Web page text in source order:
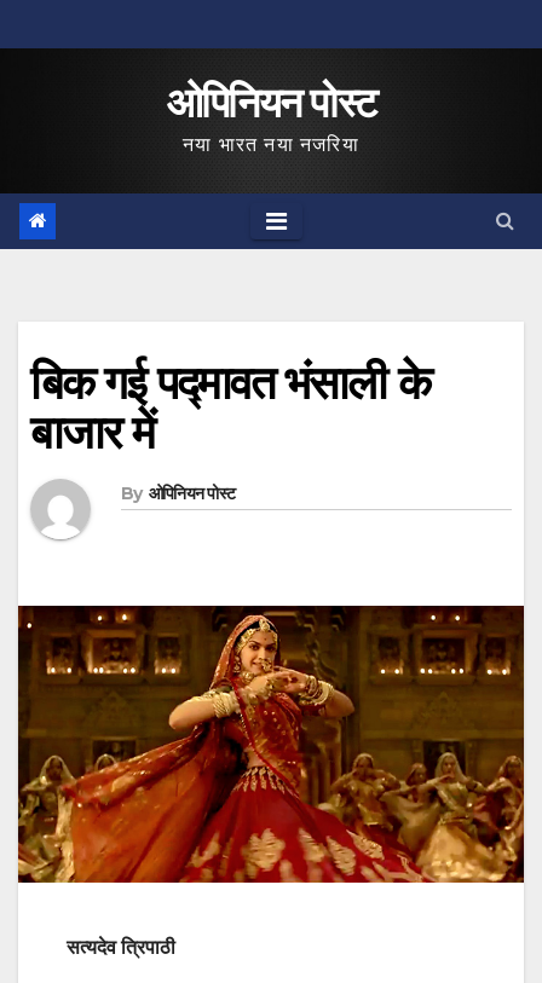
to
ओपिनियन पोस्ट
नया भारत नया नजरिया
बिक गई पद्मावत भंसाली के
बाजार में
By ओपिनियन पोस्ट
सत्यदेव त्रिपाठी